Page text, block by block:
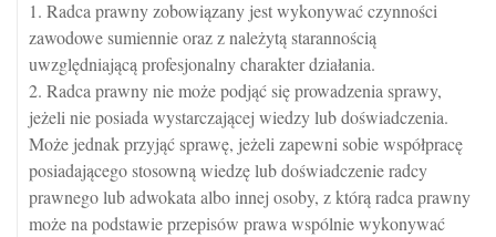
1. Radca prawny zobowiązany jest wykonywać czynności
zawodowe sumiennie oraz z należytą starannością
uwzględniającą profesjonalny charakter działania.
2. Radca prawny nie może podjąć się prowadzenia sprawy,
jeżeli nie posiada wystarczającej wiedzy lub doświadczenia.
Może jednak przyjąć sprawę, jeżeli zapewni sobie współpracę
posiadającego stosowną wiedzę lub doświadczenie radcy
prawnego lub adwokata albo innej osoby, z którą radca prawny
może na podstawie przepisów prawa wspólnie wykonywać